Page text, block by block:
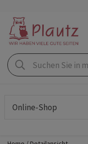
Online-Shop